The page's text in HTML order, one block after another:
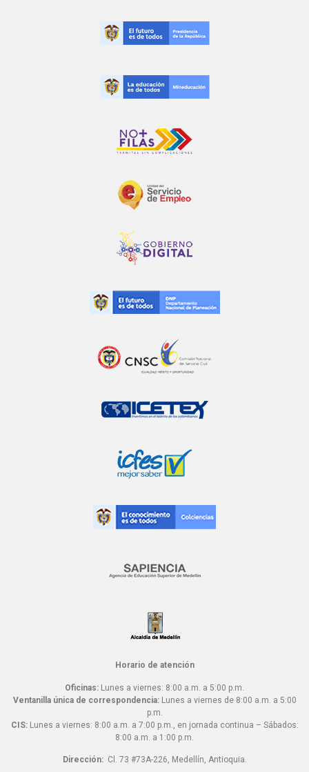
Horario de atención
Oficinas: Lunes a viernes: 8:00 a.m. a 5:00 p.m.
Ventanilla única de correspondencia:Lunes a viernes de 8:00 a.m. a 5:00
p.m.
CIS:Lunes a viernes: 8:00 a.m. a 7:00 p.m., en jornada continua – Sábados:
8:00 a.m. a 1:00 p.m.
Dirección: Cl. 73 #73A-226, Medellín, Antioquia.